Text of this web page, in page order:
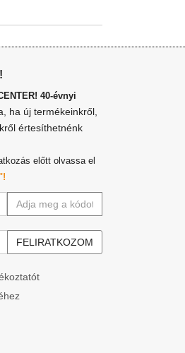
40-évnyi
ha új termékeinkről,
értesíthetnénk
előtt olvassa el